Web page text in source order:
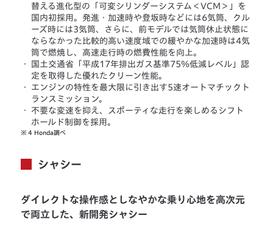
替える進化型の「可変シリンダーシステム＜VCM＞」を
国内初採用。発進・加速時や登坂時などには6気筒、クル
ーズ時には3気筒、さらに、前モデルでは気筒休止状態に
ならなかった比較的高い速度域での緩やかな加速時は4気
筒で燃焼し、高速走行時の燃費性能を向上。
・
国土交通省「平成17年排出ガス基準75％低減レベル」認
定を取得した優れたクリーン性能。
・
エンジンの特性を最大限に引き出す5速オートマチックト
ランスミッション。
・
不要な変速を抑え、スポーティな走行を楽しめるシフト
ホールド制御を採用。
※ 4 Honda調べ
シャシー
ダイレクトな操作感としなやかな乗り心地を高次元
で両立した、新開発シャシー